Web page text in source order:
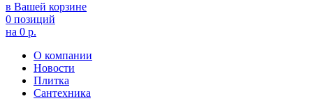
в Вашей корзине
0 позиций
на 0 р.
О компании
Новости
Плитка
Сантехника